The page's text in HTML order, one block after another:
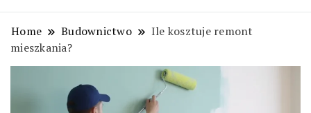
Home Budownictwo
Ile kosztuje remont
mieszkania?